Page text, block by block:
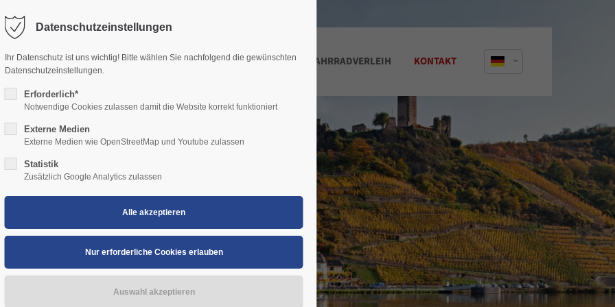
dolor sit amet:
/ 365days
for our customers
- 5:00pm
Get in touch
San Francisco, CA 94102
Have any questions?
Aenean commodo ligula eget dolor.
Aenean massa. Cum sociis natoque
penatibus et magnis dis parturient
montes, nascetur ridiculus mus. Donec
quam felis, ultricies nec.
HOME ÜBER UNS RUNDFAHRTEN EVENTFAHRTEN FAHRRADVERLEIH KONTAKT
Datenschutzeinstellungen
Ihr Datenschutz ist uns wichtig! Bitte wählen Sie nachfolgend die gewünschten
Datenschutzeinstellungen.
Erforderlich*
Notwendige Cookies zulassen damit die Website korrekt funktioniert
Externe Medien
Externe Medien wie OpenStreetMap und Youtube zulassen
Statistik
Zusätzlich Google Analytics zulassen